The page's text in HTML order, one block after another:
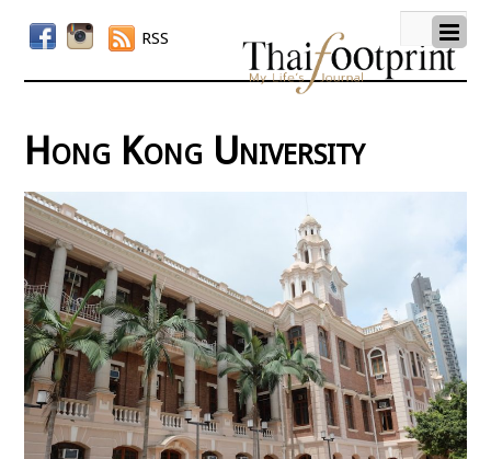
RSS
Hong Kong University